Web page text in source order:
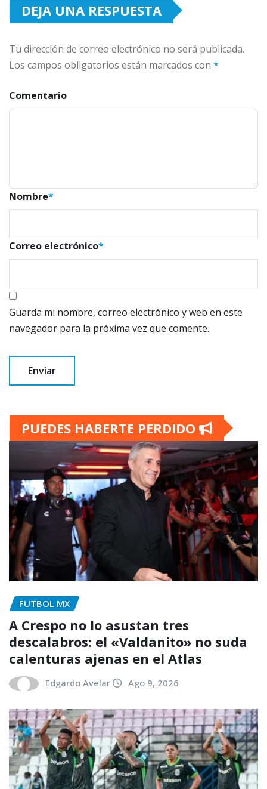
DEJA UNA RESPUESTA
Tu dirección de correo electrónico no será publicada.
Los campos obligatorios están marcados con *
Comentario
Nombre*
Correo electrónico*
Guarda mi nombre, correo electrónico y web en este
navegador para la próxima vez que comente.
PUEDES HABERTE PERDIDO
FUTBOL MX
A Crespo no lo asustan tres
descalabros: el «Valdanito» no suda
calenturas ajenas en el Atlas
Edgardo Avelar Ago 9, 2026